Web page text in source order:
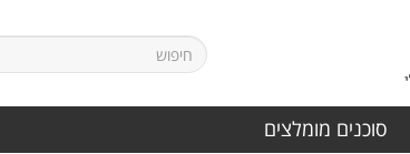
סוכנים מומלצים